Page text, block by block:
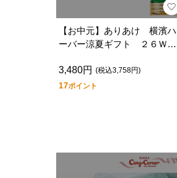
【お中元】ありあけ 横濱ハ
ーバー涼夏ギフト ２６ＷＡ
3,480円 (税込3,758円)
17ポイント